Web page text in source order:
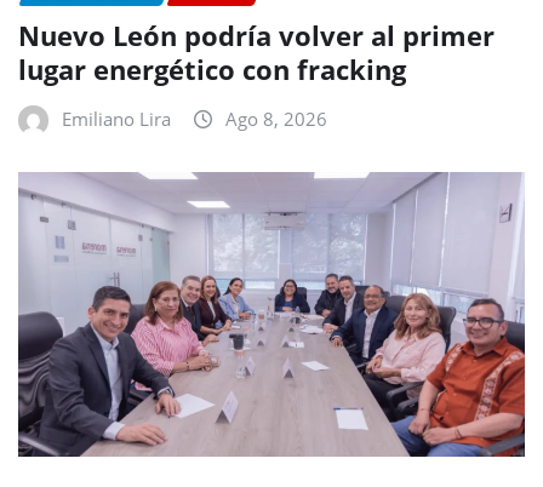
Nuevo León podría volver al primer
lugar energético con fracking
Emiliano Lira Ago 8, 2026